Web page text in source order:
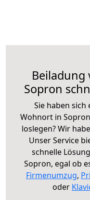
Beiladung
Sopron
Sie haben
Wohnort in
loslegen? Wir
Unser Service
schnelle
Sopron, egal ob
Firmenumzug,
oder